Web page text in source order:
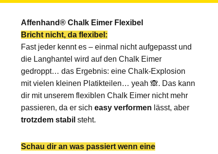
Affenhand® Chalk Eimer Flexibel
Bricht nicht, da flexibel:
Fast jeder kennt es – einmal nicht aufgepasst und
die Langhantel wird auf den Chalk Eimer
gedroppt… das Ergebnis: eine Chalk-Explosion
mit vielen kleinen Platikteilen… yeah 🙈. Das kann
dir mit unserem flexiblen Chalk Eimer nicht mehr
passieren, da er sich easy verformen lässt, aber
trotzdem stabil steht.
Schau dir an was passiert wenn eine